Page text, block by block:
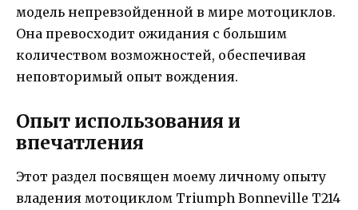
модель непревзойденной в мире мотоциклов.
Она превосходит ожидания с большим
количеством возможностей, обеспечивая
неповторимый опыт вождения.
Опыт использования и
впечатления
Этот раздел посвящен моему личному опыту
владения мотоциклом Triumph Bonneville T214